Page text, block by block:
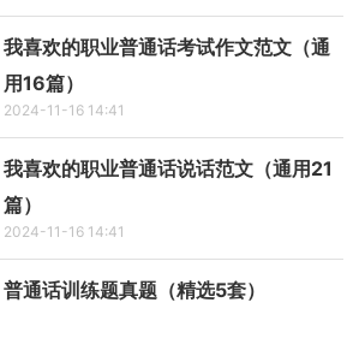
我喜欢的职业普通话考试作文范文（通
用16篇）
2024-11-16 14:41
我喜欢的职业普通话说话范文（通用21
篇）
2024-11-16 14:41
普通话训练题真题（精选5套）